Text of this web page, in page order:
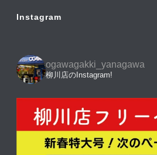
Instagram
ogawagakki_yanagawa
柳川店のInstagram!